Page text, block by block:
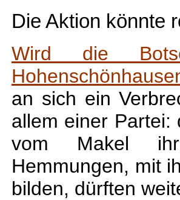
Die Aktion könnte
Wird die
an sich ein
allem einer Partei:
vom Makel
Hemmungen, mit
bilden, dürften